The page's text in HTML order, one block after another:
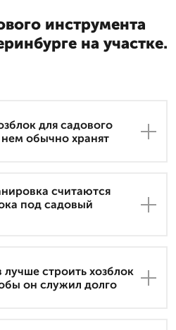
инструмента
на участке.
для садового
обычно хранят
считаются
под садовый
строить хозблок
он служил долго